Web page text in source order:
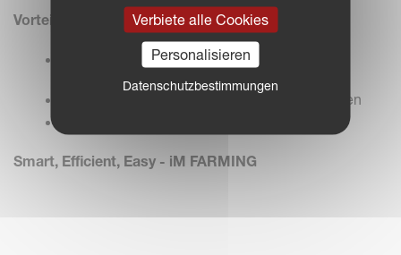
Vorteile im Überblick
Eine kompakte Lösung, um
ISOBUS Kompatibilitäten zu zeigen
Voll funktionsfähig auch ohne reale Maschinen
Smart, Efficient, Easy - iM FARMING
Verbiete alle Cookies
Personalisieren
Datenschutzbestimmungen